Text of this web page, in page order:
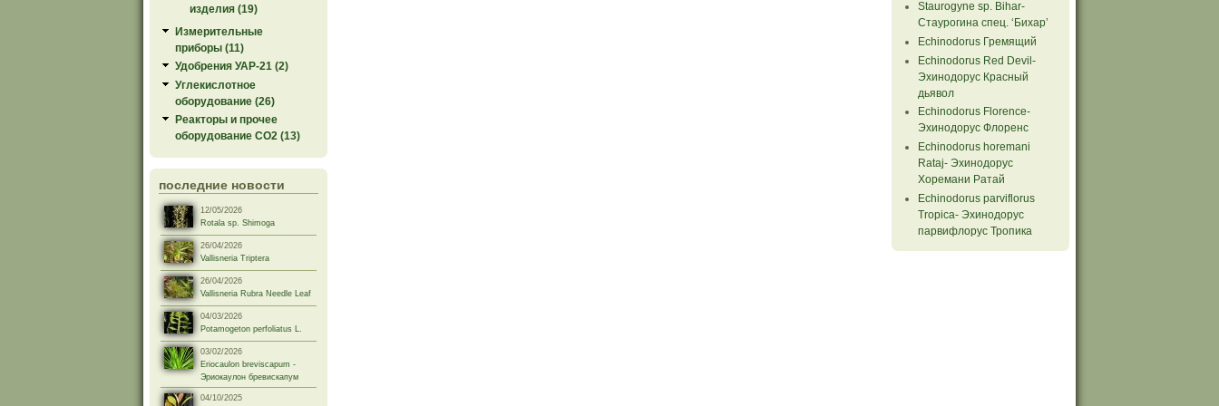
изделия (19)
Измерительные
приборы (11)
Удобрения УАР-21 (2)
Углекислотное
оборудование (26)
Реакторы и прочее
оборудование СО2 (13)
последние новости
12/05/2026
Rotala sp. Shimoga
26/04/2026
Vallisneria Triptera
26/04/2026
Vallisneria Rubra Needle Leaf
04/03/2026
Potamogeton perfoliatus L.
03/02/2026
Eriocaulon breviscapum -
Эриокаулон бревискапум
04/10/2025
Staurogyne sp. Bihar-
Стаурогина спец. ‘Бихар’
Echinodorus Гремящий
Echinodorus Red Devil-
Эхинодорус Красный
дьявол
Echinodorus Florence-
Эхинодорус Флоренс
Echinodorus horemani
Rataj- Эхинодорус
Хоремани Ратай
Echinodorus parviflorus
Tropiсa- Эхинодорус
парвифлорус Тропика